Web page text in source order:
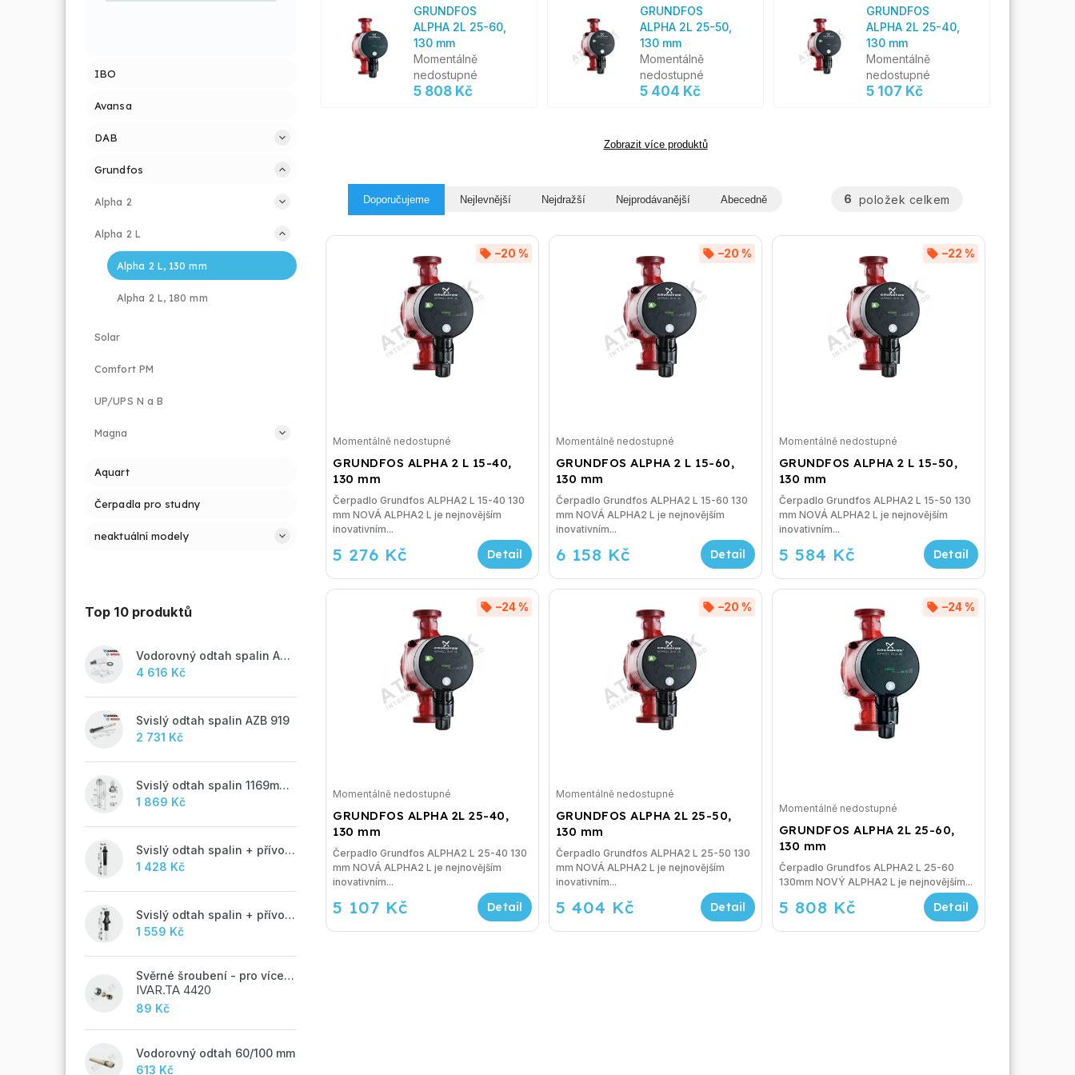
IBO
Avansa
DAB
Grundfos
Alpha 2
Alpha 2 L
Alpha 2 L, 130 mm
Alpha 2 L, 180 mm
Solar
Comfort PM
UP/UPS N a B
Magna
Aquart
Čerpadla pro studny
neaktuální modely
Top 10 produktů
Vodorovný odtah spalin AZB 918
4 616 Kč
Svislý odtah spalin AZB 919
2 731 Kč
Svislý odtah spalin 1169mm, AZB 917
1 869 Kč
Svislý odtah spalin + přívod vzduchu 60/100 mm - M
1 428 Kč
Svislý odtah spalin + přívod vzduchu 60/100 mm - A
1 559 Kč
Svěrné šroubení - pro vícevrstvé potrubí ALPEX - 16x2 ALU-EK
IVAR.TA 4420
89 Kč
Vodorovný odtah 60/100 mm
613 Kč
GRUNDFOS
ALPHA 2L 25-60,
130 mm
Momentálně
nedostupné
5 808 Kč
GRUNDFOS
ALPHA 2L 25-50,
130 mm
Momentálně
nedostupné
5 404 Kč
GRUNDFOS
ALPHA 2L 25-40,
130 mm
Momentálně
nedostupné
5 107 Kč
Zobrazit více produktů
Doporučujeme Nejlevnější Nejdražší Nejprodávanější Abecedně 6 položek celkem
GRUNDFOS ALPHA 2 L 15-40,
130 mm
–20 %
Momentálně nedostupné
5 276 Kč
Čerpadlo Grundfos ALPHA2 L 15-40 130
mm NOVÁ ALPHA2 L je nejnovějším
inovativním...
GRUNDFOS ALPHA 2 L 15-60,
130 mm
–20 %
Momentálně nedostupné
6 158 Kč
Čerpadlo Grundfos ALPHA2 L 15-60 130
mm NOVÁ ALPHA2 L je nejnovějším
inovativním...
GRUNDFOS ALPHA 2 L 15-50,
130 mm
–22 %
Momentálně nedostupné
5 584 Kč
Čerpadlo Grundfos ALPHA2 L 15-50 130
mm NOVÁ ALPHA2 L je nejnovějším
inovativním...
GRUNDFOS ALPHA 2L 25-40,
130 mm
–24 %
Momentálně nedostupné
5 107 Kč
Čerpadlo Grundfos ALPHA2 L 25-40 130
mm NOVÁ ALPHA2 L je nejnovějším
inovativním...
GRUNDFOS ALPHA 2L 25-50,
130 mm
–20 %
Momentálně nedostupné
5 404 Kč
Čerpadlo Grundfos ALPHA2 L 25-50 130
mm NOVÁ ALPHA2 L je nejnovějším
inovativním...
GRUNDFOS ALPHA 2L 25-60,
130 mm
–24 %
Momentálně nedostupné
5 808 Kč
Čerpadlo Grundfos ALPHA2 L 25-60
130mm NOVÝ ALPHA2 L je nejnovějším...